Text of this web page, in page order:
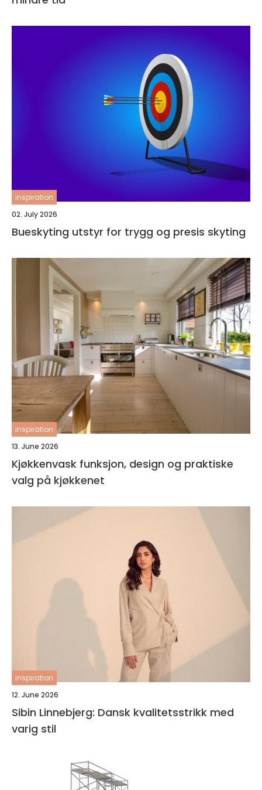
inspiration
02. July 2026
Bueskyting utstyr for trygg og presis skyting
inspiration
13. June 2026
Kjøkkenvask funksjon, design og praktiske
valg på kjøkkenet
inspiration
12. June 2026
Sibin Linnebjerg: Dansk kvalitetsstrikk med
varig stil